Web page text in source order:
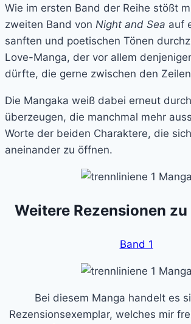
Wie im ersten Band der Reihe stößt
zweiten Band von Night and Sea auf
sanften und poetischen Tönen
Love-Manga, der vor allem
dürfte, die gerne zwischen den
Die Mangaka weiß dabei erneut
überzeugen, die manchmal mehr
Worte der beiden Charaktere, die
aneinander zu öffnen.
Weitere Rezensionen zu
Band 1
Bei diesem Manga handelt es
Rezensionsexemplar, welches mir